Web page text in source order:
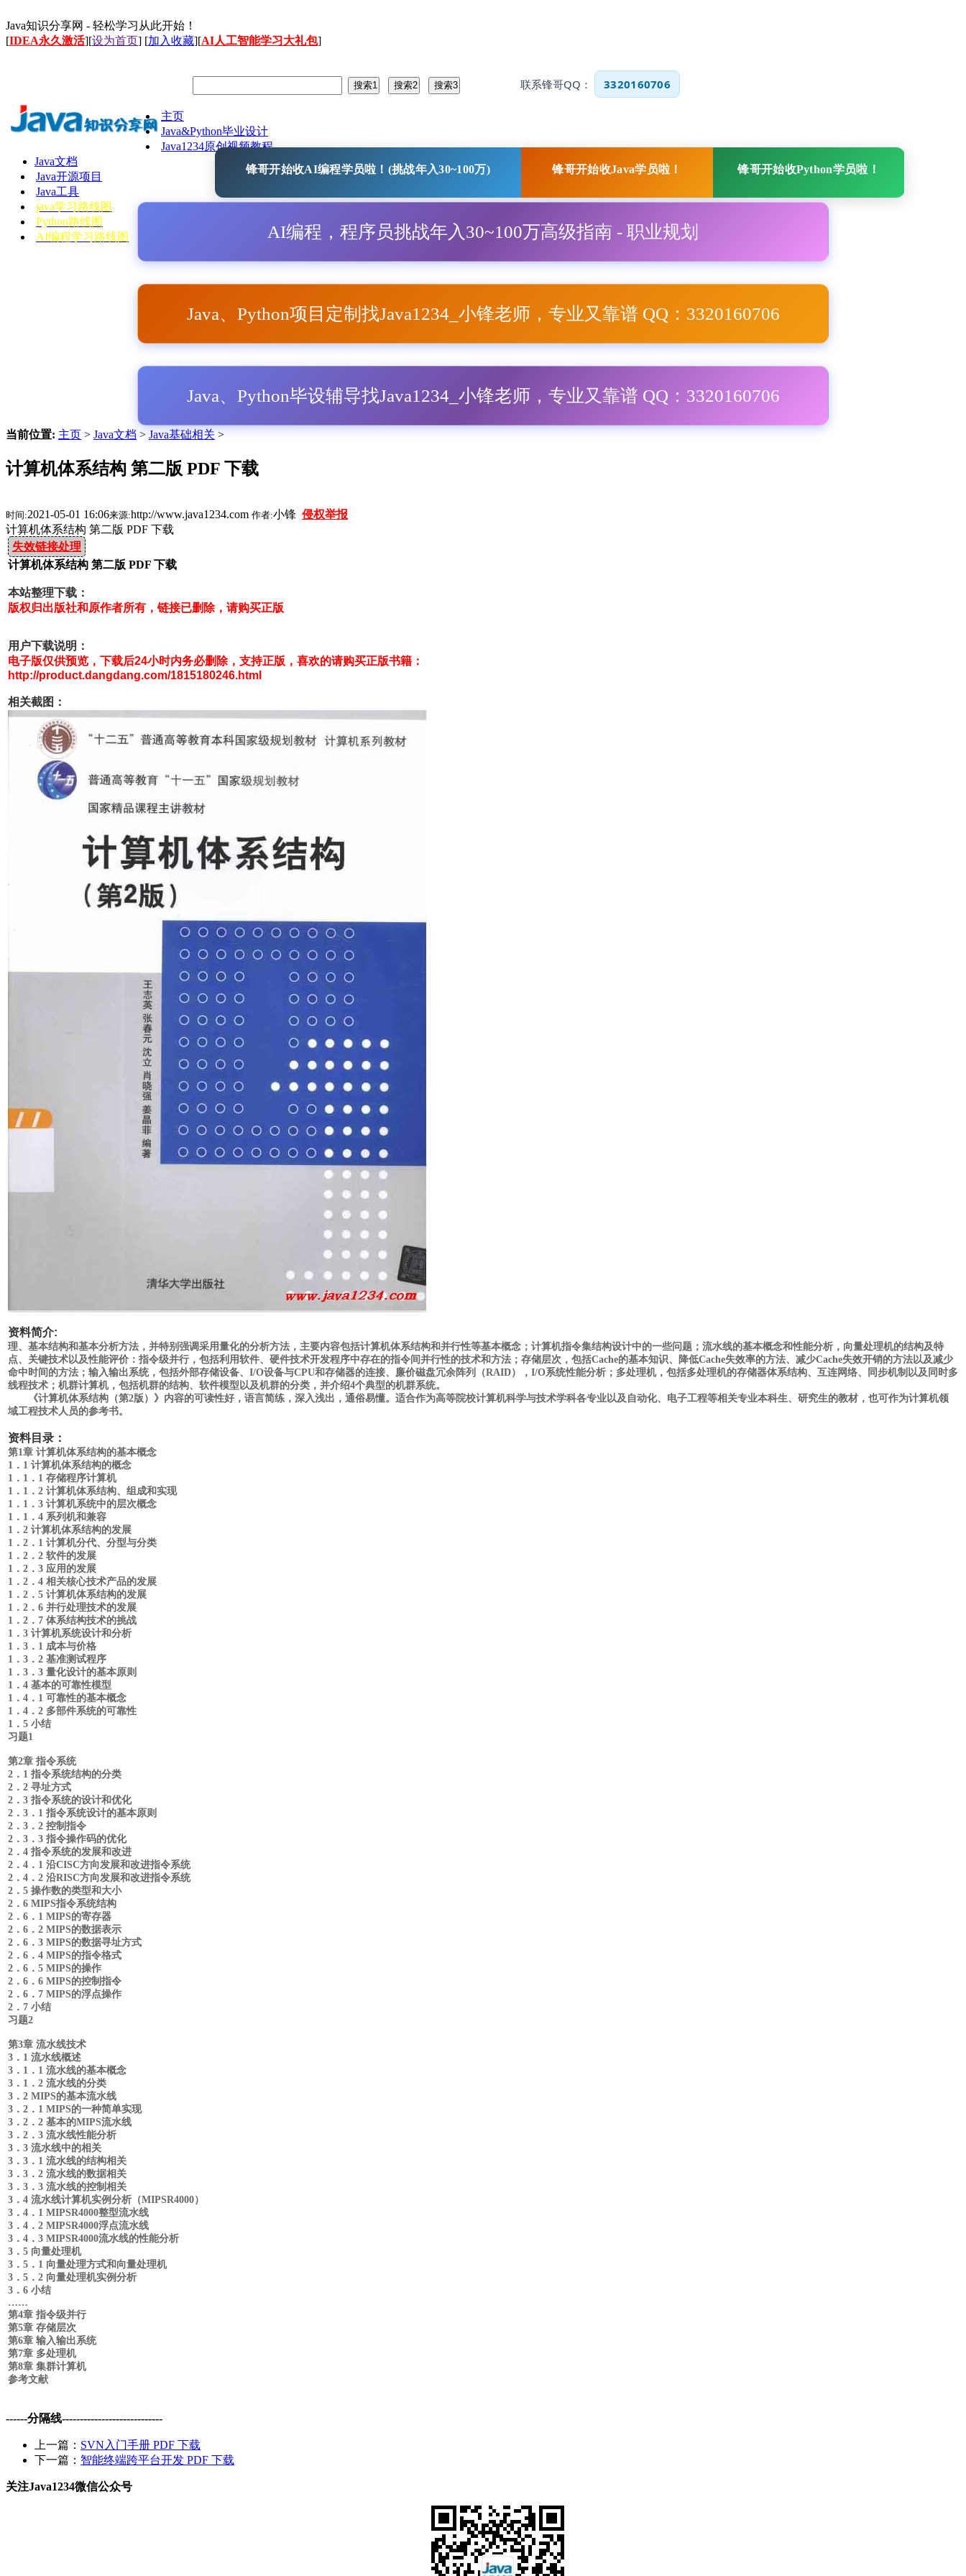
Java知识分享网 - 轻松学习从此开始！
[IDEA永久激活][设为首页] [加入收藏][AI人工智能学习大礼包]
联系锋哥QQ： 3320160706
主页
Java&Python毕业设计
Java1234原创视频教程
Java文档
Java开源项目
Java工具
java学习路线图
Python路线图
AI编程学习路线图
锋哥开始收AI编程学员啦！(挑战年入30~100万) 锋哥开始收Java学员啦！ 锋哥开始收Python学员啦！
AI编程，程序员挑战年入30~100万高级指南 - 职业规划
Java、Python项目定制找Java1234_小锋老师，专业又靠谱 QQ：3320160706
Java、Python毕设辅导找Java1234_小锋老师，专业又靠谱 QQ：3320160706
当前位置: 主页 > Java文档 > Java基础相关 >
计算机体系结构 第二版 PDF 下载
时间:2021-05-01 16:06来源:http://www.java1234.com 作者:小锋 侵权举报
计算机体系结构 第二版 PDF 下载
失效链接处理
计算机体系结构 第二版 PDF 下载
本站整理下载：
版权归出版社和原作者所有，链接已删除，请购买正版
用户下载说明：
电子版仅供预览，下载后24小时内务必删除，支持正版，喜欢的请购买正版书籍：
http://product.dangdang.com/1815180246.html
相关截图：
资料简介:
理、基本结构和基本分析方法，并特别强调采用量化的分析方法，主要内容包括计算机体系结构和并行性等基本概念；计算机指令集结构设计中的一些问题；流水线的基本概念和性能分析，向量处理机的结构及特
点、关键技术以及性能评价：指令级并行，包括利用软件、硬件技术开发程序中存在的指令间并行性的技术和方法；存储层次，包括Cache的基本知识、降低Cache失效率的方法、减少Cache失效开销的方法以及减少
命中时间的方法；输入输出系统，包括外部存储设备、I/O设备与CPU和存储器的连接、廉价磁盘冗余阵列（RAID），I/O系统性能分析；多处理机，包括多处理机的存储器体系结构、互连网络、同步机制以及同时多
线程技术；机群计算机，包括机群的结构、软件模型以及机群的分类，并介绍4个典型的机群系统。
《计算机体系结构（第2版）》内容的可读性好，语言简练，深入浅出，通俗易懂。适合作为高等院校计算机科学与技术学科各专业以及自动化、电子工程等相关专业本科生、研究生的教材，也可作为计算机领
域工程技术人员的参考书。
资料目录：
第1章 计算机体系结构的基本概念
1．1 计算机体系结构的概念
1．1．1 存储程序计算机
1．1．2 计算机体系结构、组成和实现
1．1．3 计算机系统中的层次概念
1．1．4 系列机和兼容
1．2 计算机体系结构的发展
1．2．1 计算机分代、分型与分类
1．2．2 软件的发展
1．2．3 应用的发展
1．2．4 相关核心技术产品的发展
1．2．5 计算机体系结构的发展
1．2．6 并行处理技术的发展
1．2．7 体系结构技术的挑战
1．3 计算机系统设计和分析
1．3．1 成本与价格
1．3．2 基准测试程序
1．3．3 量化设计的基本原则
1．4 基本的可靠性模型
1．4．1 可靠性的基本概念
1．4．2 多部件系统的可靠性
1．5 小结
习题1
第2章 指令系统
2．1 指令系统结构的分类
2．2 寻址方式
2．3 指令系统的设计和优化
2．3．1 指令系统设计的基本原则
2．3．2 控制指令
2．3．3 指令操作码的优化
2．4 指令系统的发展和改进
2．4．1 沿CISC方向发展和改进指令系统
2．4．2 沿RISC方向发展和改进指令系统
2．5 操作数的类型和大小
2．6 MIPS指令系统结构
2．6．1 MIPS的寄存器
2．6．2 MIPS的数据表示
2．6．3 MIPS的数据寻址方式
2．6．4 MIPS的指令格式
2．6．5 MIPS的操作
2．6．6 MIPS的控制指令
2．6．7 MIPS的浮点操作
2．7 小结
习题2
第3章 流水线技术
3．1 流水线概述
3．1．1 流水线的基本概念
3．1．2 流水线的分类
3．2 MIPS的基本流水线
3．2．1 MIPS的一种简单实现
3．2．2 基本的MIPS流水线
3．2．3 流水线性能分析
3．3 流水线中的相关
3．3．1 流水线的结构相关
3．3．2 流水线的数据相关
3．3．3 流水线的控制相关
3．4 流水线计算机实例分析（MIPSR4000）
3．4．1 MIPSR4000整型流水线
3．4．2 MIPSR4000浮点流水线
3．4．3 MIPSR4000流水线的性能分析
3．5 向量处理机
3．5．1 向量处理方式和向量处理机
3．5．2 向量处理机实例分析
3．6 小结
……
第4章 指令级并行
第5章 存储层次
第6章 输入输出系统
第7章 多处理机
第8章 集群计算机
参考文献
------分隔线----------------------------
上一篇： SVN入门手册 PDF 下载
下一篇： 智能终端跨平台开发 PDF 下载
关注Java1234微信公众号